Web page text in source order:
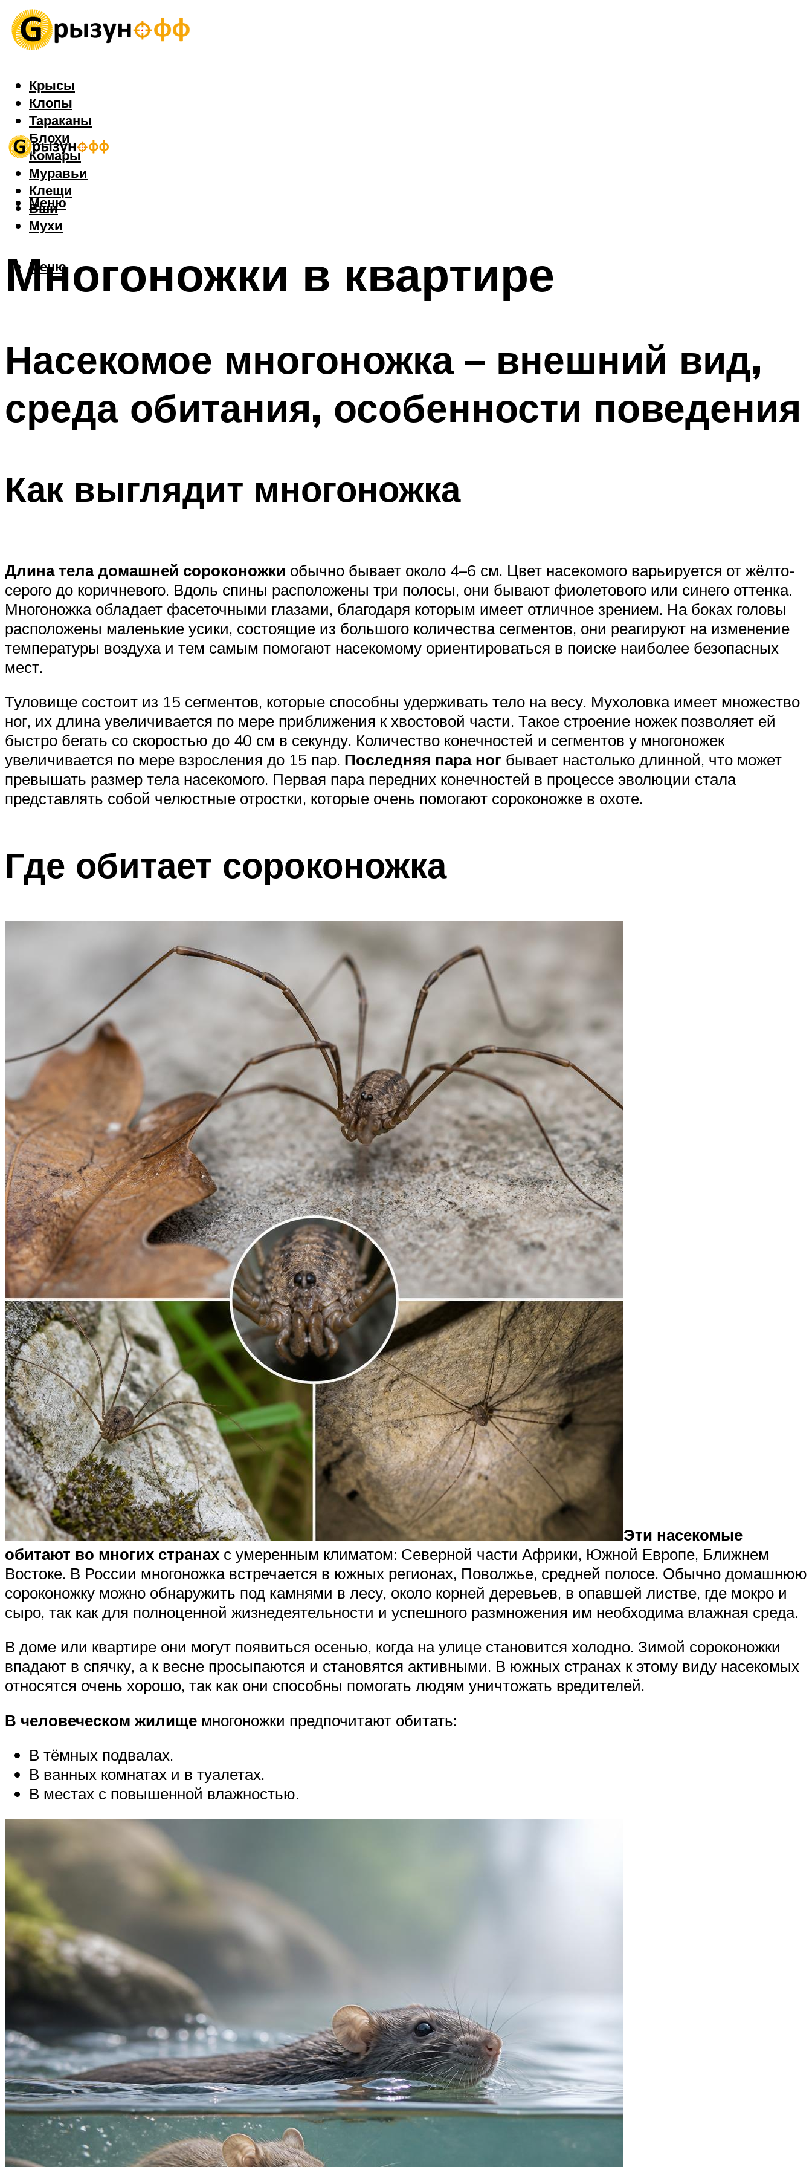
Крысы
Клопы
Тараканы
Блохи
Комары
Муравьи
Клещи
Вши
Мухи
Меню
Меню
Многоножки в квартире
Насекомое многоножка – внешний вид,
среда обитания, особенности поведения
Как выглядит многоножка
Длина тела домашней сороконожки обычно бывает около 4–6 см. Цвет насекомого варьируется от жёлто-
серого до коричневого. Вдоль спины расположены три полосы, они бывают фиолетового или синего оттенка.
Многоножка обладает фасеточными глазами, благодаря которым имеет отличное зрением. На боках головы
расположены маленькие усики, состоящие из большого количества сегментов, они реагируют на изменение
температуры воздуха и тем самым помогают насекомому ориентироваться в поиске наиболее безопасных
мест.
Туловище состоит из 15 сегментов, которые способны удерживать тело на весу. Мухоловка имеет множество
ног, их длина увеличивается по мере приближения к хвостовой части. Такое строение ножек позволяет ей
быстро бегать со скоростью до 40 см в секунду. Количество конечностей и сегментов у многоножек
увеличивается по мере взросления до 15 пар. Последняя пара ног бывает настолько длинной, что может
превышать размер тела насекомого. Первая пара передних конечностей в процессе эволюции стала
представлять собой челюстные отростки, которые очень помогают сороконожке в охоте.
Где обитает сороконожка
Эти насекомые
обитают во многих странах с умеренным климатом: Северной части Африки, Южной Европе, Ближнем
Востоке. В России многоножка встречается в южных регионах, Поволжье, средней полосе. Обычно домашнюю
сороконожку можно обнаружить под камнями в лесу, около корней деревьев, в опавшей листве, где мокро и
сыро, так как для полноценной жизнедеятельности и успешного размножения им необходима влажная среда.
В доме или квартире они могут появиться осенью, когда на улице становится холодно. Зимой сороконожки
впадают в спячку, а к весне просыпаются и становятся активными. В южных странах к этому виду насекомых
относятся очень хорошо, так как они способны помогать людям уничтожать вредителей.
В человеческом жилище многоножки предпочитают обитать:
В тёмных подвалах.
В ванных комнатах и в туалетах.
В местах с повышенной влажностью.